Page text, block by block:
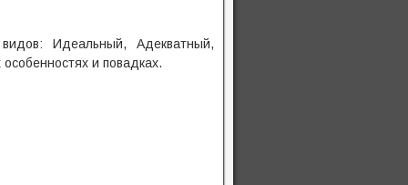
Идеальный, Адекватный,
и повадках.